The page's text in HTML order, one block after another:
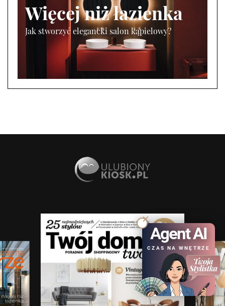
Więcej niż łazienka
Jak stworzyć elegancki salon kąpielowy?
Agent AI
CZAS NA WNĘTRZE